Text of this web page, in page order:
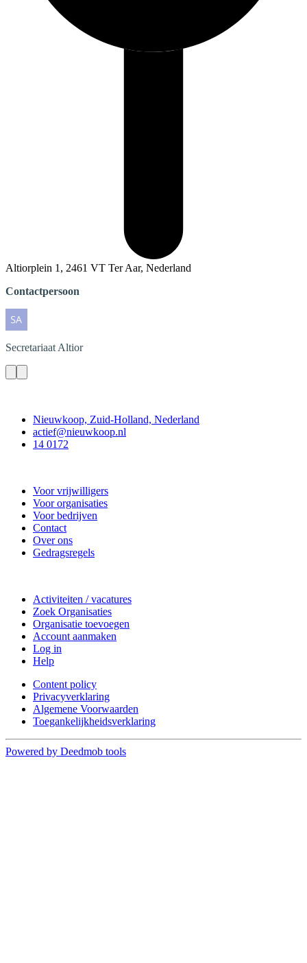
Altiorplein 1, 2461 VT Ter Aar, Nederland
Contactpersoon
Secretariaat Altior
Nieuwkoop, Zuid-Holland, Nederland
actief@nieuwkoop.nl
14 0172
Voor vrijwilligers
Voor organisaties
Voor bedrijven
Contact
Over ons
Gedragsregels
Activiteiten / vacatures
Zoek Organisaties
Organisatie toevoegen
Account aanmaken
Log in
Help
Content policy
Privacyverklaring
Algemene Voorwaarden
Toegankelijkheidsverklaring
Powered by Deedmob tools